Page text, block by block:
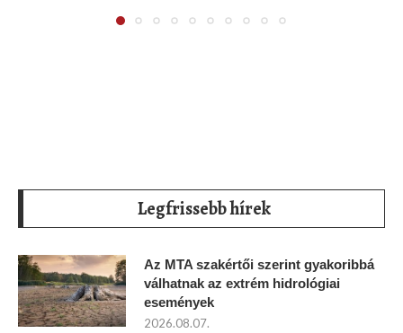
Legfrissebb hírek
Az MTA szakértői szerint gyakoribbá
válhatnak az extrém hidrológiai
események
2026.08.07.